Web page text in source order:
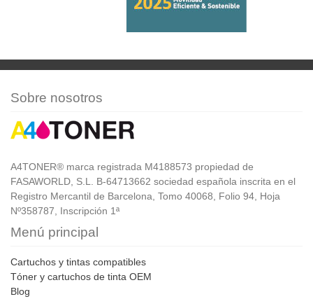
Sobre nosotros
A4TONER® marca registrada M4188573 propiedad de
FASAWORLD, S.L. B-64713662 sociedad española inscrita en el
Registro Mercantil de Barcelona, Tomo 40068, Folio 94, Hoja
Nº358787, Inscripción 1ª
Menú principal
Cartuchos y tintas compatibles
Tóner y cartuchos de tinta OEM
Blog